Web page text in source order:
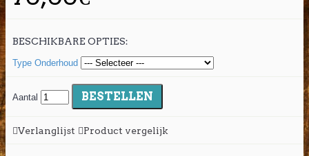
BESCHIKBARE OPTIES:
Type Onderhoud
Aantal BESTELLEN
Verlanglijst Product vergelijk